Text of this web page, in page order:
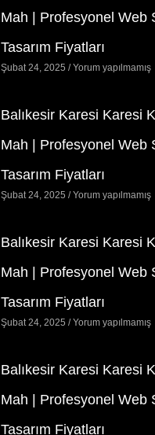
Mah | Profesyonel Web
Tasarım Fiyatları
Şubat 24, 2025 Yorum yapılmamış
Balıkesir Karesi Karesi
Mah | Profesyonel Web
Tasarım Fiyatları
Şubat 24, 2025 Yorum yapılmamış
Balıkesir Karesi Karesi
Mah | Profesyonel Web
Tasarım Fiyatları
Şubat 24, 2025 Yorum yapılmamış
Balıkesir Karesi Karesi
Mah | Profesyonel Web
Tasarım Fiyatları